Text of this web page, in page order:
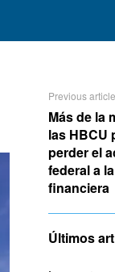
Previous article
Más de la
las HBCU
perder el
federal a
financiera
Últimos